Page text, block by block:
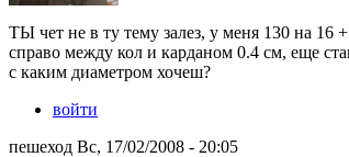
ТЫ чет не в ту тему залез, у меня 130 на 16
справо между кол и карданом 0.4 см, еще
с каким диаметром хочеш?
войти
пешеход Вс, 17/02/2008 - 20:05